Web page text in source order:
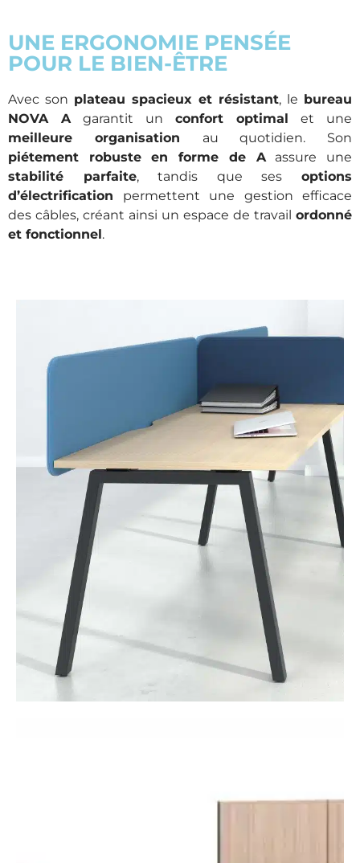
UNE ERGONOMIE PENSÉE
POUR LE BIEN-ÊTRE
Avec son plateau spacieux et résistant, le bureau
NOVA A garantit un confort optimal et une
meilleure organisation au quotidien. Son
piétement robuste en forme de Aassure une
stabilité parfaite, tandis que sesoptions
d’électrification permettent une gestion efficace
des câbles, créant ainsi un espace de travail ordonné
et fonctionnel.